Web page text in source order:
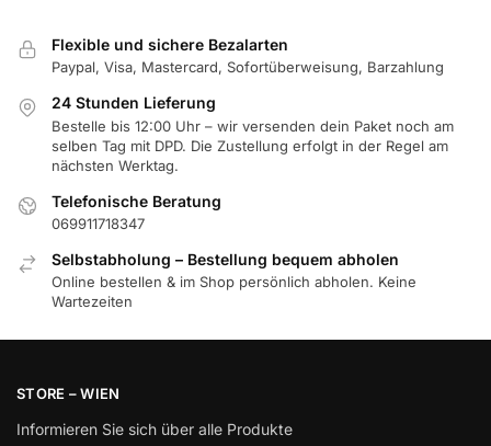
Flexible und sichere Bezalarten
Paypal, Visa, Mastercard, Sofortüberweisung, Barzahlung
24 Stunden Lieferung
Bestelle bis 12:00 Uhr – wir versenden dein Paket noch am
selben Tag mit DPD. Die Zustellung erfolgt in der Regel am
nächsten Werktag.
Telefonische Beratung
069911718347
Selbstabholung – Bestellung bequem abholen
Online bestellen & im Shop persönlich abholen. Keine
Wartezeiten
STORE – WIEN
Informieren Sie sich über alle Produkte